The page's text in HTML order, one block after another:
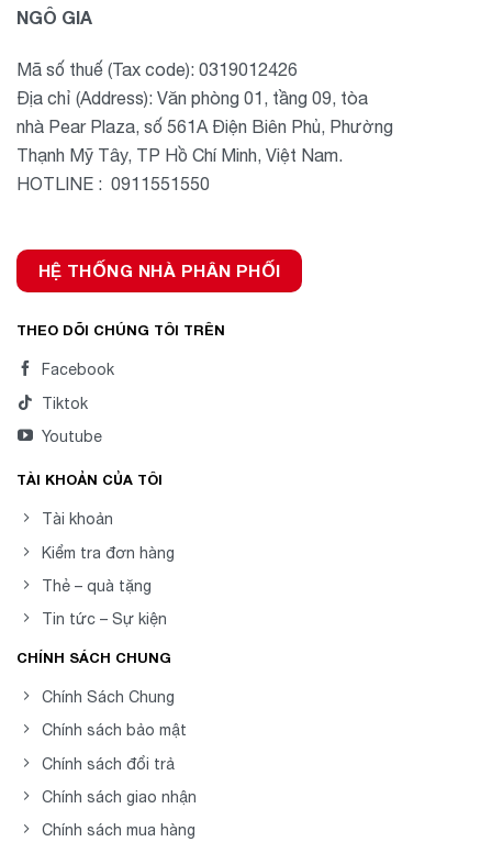
NGÔ GIA
Mã số thuế (Tax code): 0319012426
Địa chỉ (Address): Văn phòng 01, tầng 09, tòa
nhà Pear Plaza, số 561A Điện Biên Phủ, Phường
Thạnh Mỹ Tây, TP Hồ Chí Minh, Việt Nam.
HOTLINE : 0911551550
HỆ THỐNG NHÀ PHÂN PHỐI
THEO DÕI CHÚNG TÔI TRÊN
Facebook
Tiktok
Youtube
TÀI KHOẢN CỦA TÔI
Tài khoản
Kiểm tra đơn hàng
Thẻ – quà tặng
Tin tức – Sự kiện
CHÍNH SÁCH CHUNG
Chính Sách Chung
Chính sách bảo mật
Chính sách đổi trả
Chính sách giao nhận
Chính sách mua hàng